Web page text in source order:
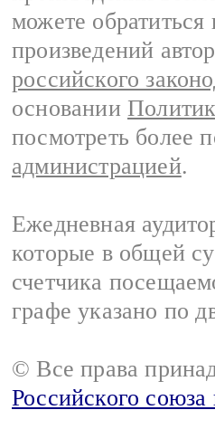
можете обратиться
произведений
российского
основании
посмотреть более
администрацией.
Ежедневная
которые в общей
счетчика
графе указано по
© Все права
Российского союза